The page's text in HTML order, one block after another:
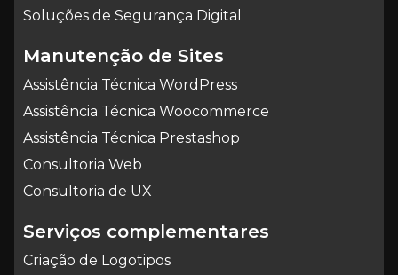
Soluções de Segurança Digital
Manutenção de Sites
Assistência Técnica WordPress
Assistência Técnica Woocommerce
Assistência Técnica Prestashop
Consultoria Web
Consultoria de UX
Serviços complementares
Criação de Logotipos